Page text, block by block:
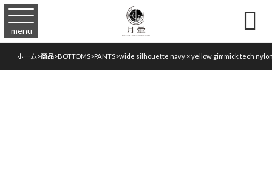
menu 
ホーム>商品>BOTTOMS>PANTS>wide silhouette navy × yellow gimmick tech